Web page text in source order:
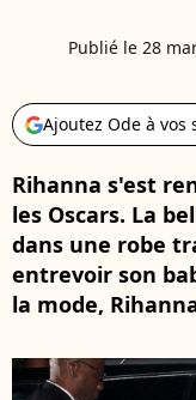
Publié le 28
Ajoutez Ode à vos
Rihanna s'est
les Oscars. La
dans une robe
entrevoir son
la mode,